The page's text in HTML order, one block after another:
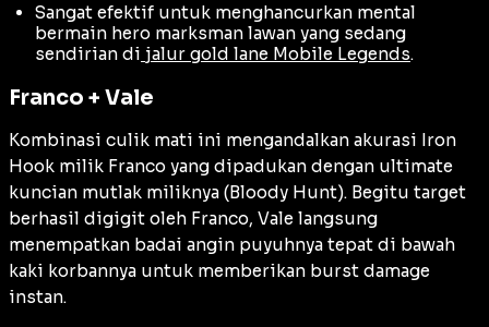
Sangat efektif untuk menghancurkan mental
bermain hero marksman lawan yang sedang
sendirian di jalur gold lane Mobile Legends.
Franco + Vale
Kombinasi culik mati ini mengandalkan akurasi Iron
Hook milik Franco yang dipadukan dengan ultimate
kuncian mutlak miliknya (Bloody Hunt). Begitu target
berhasil digigit oleh Franco, Vale langsung
menempatkan badai angin puyuhnya tepat di bawah
kaki korbannya untuk memberikan burst damage
instan.